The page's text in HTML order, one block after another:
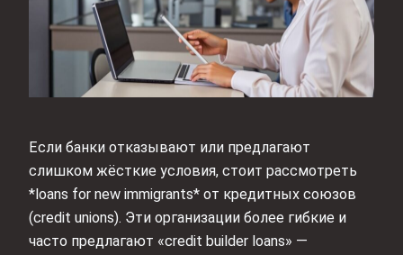
Если банки отказывают или предлагают
слишком жёсткие условия, стоит рассмотреть
*loans for new immigrants* от кредитных союзов
(credit unions). Эти организации более гибкие и
часто предлагают «credit builder loans» —